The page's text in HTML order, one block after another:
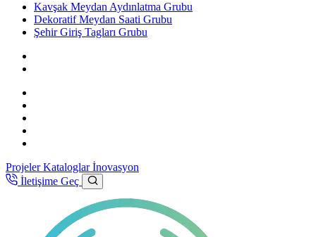
Kavşak Meydan Aydınlatma Grubu
Dekoratif Meydan Saati Grubu
Şehir Giriş Tagları Grubu
Projeler Kataloglar İnovasyon
İletişime Geç